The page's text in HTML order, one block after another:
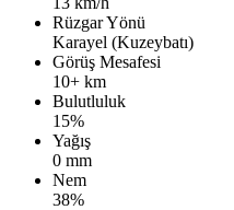
Rüzgar Yönü
Karayel (Kuzeybatı)
Görüş Mesafesi
10+ km
Bulutluluk
15%
Yağış
0 mm
Nem
38%